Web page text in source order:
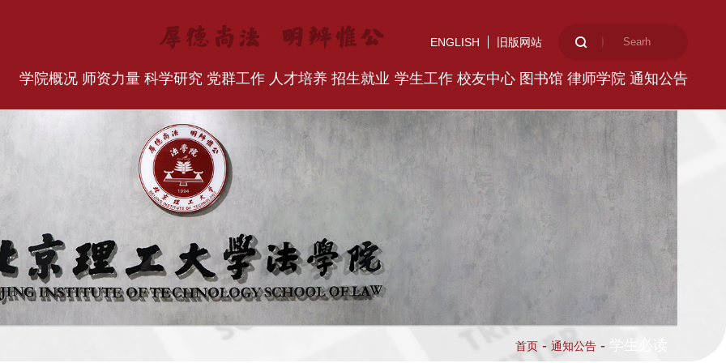
ENGLISH 旧版网站
学院概况 师资力量 科学研究 党群工作 人才培养 招生就业 学生工作 校友中心 图书馆 律师学院 通知公告
首页 - 通知公告 -